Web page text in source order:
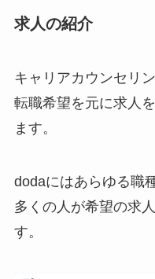
求人の紹介
キャリアカウンセリ
転職希望を元に求人
ます。
dodaにはあらゆる職
多くの人が希望の求
す。